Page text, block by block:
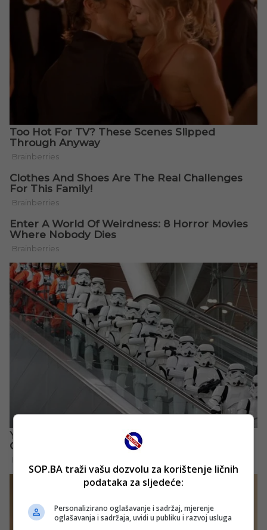
SOP.BA traži vašu dozvolu za korištenje ličnih
podataka za sljedeće:
Personalizirano oglašavanje i sadržaj, mjerenje
oglašavanja i sadržaja, uvidi u publiku i razvoj usluga